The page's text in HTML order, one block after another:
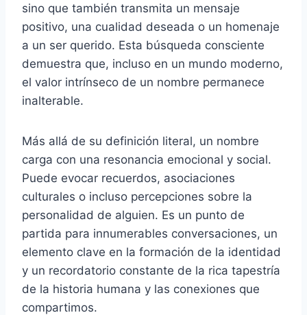
sino que también transmita un mensaje
positivo, una cualidad deseada o un homenaje
a un ser querido. Esta búsqueda consciente
demuestra que, incluso en un mundo moderno,
el valor intrínseco de un nombre permanece
inalterable.
Más allá de su definición literal, un nombre
carga con una resonancia emocional y social.
Puede evocar recuerdos, asociaciones
culturales o incluso percepciones sobre la
personalidad de alguien. Es un punto de
partida para innumerables conversaciones, un
elemento clave en la formación de la identidad
y un recordatorio constante de la rica tapestría
de la historia humana y las conexiones que
compartimos.